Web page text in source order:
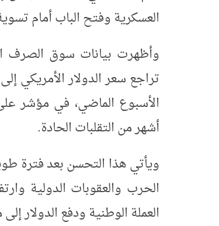
العسكرية وفتح الباب أمام
وأظهرت بيانات سوق الصرف
الأسبوع الماضي، في مؤشر على
أشهر من التقلبات الحادة.
ويأتي هذا التحسن بعد فترة
الحرب والعقوبات الدولية
العملة الوطنية ودفع الدولار